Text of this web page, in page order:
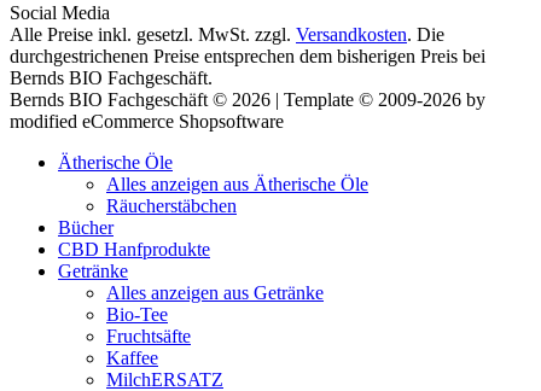
Social Media
Alle Preise inkl. gesetzl. MwSt. zzgl. Versandkosten. Die
durchgestrichenen Preise entsprechen dem bisherigen Preis bei
Bernds BIO Fachgeschäft.
Bernds BIO Fachgeschäft © 2026 | Template © 2009-2026 by
modified eCommerce Shopsoftware
Ätherische Öle
Alles anzeigen aus Ätherische Öle
Räucherstäbchen
Bücher
CBD Hanfprodukte
Getränke
Alles anzeigen aus Getränke
Bio-Tee
Fruchtsäfte
Kaffee
MilchERSATZ